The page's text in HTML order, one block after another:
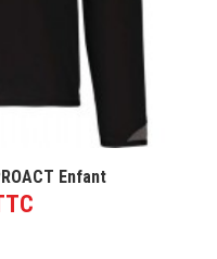
Enfant